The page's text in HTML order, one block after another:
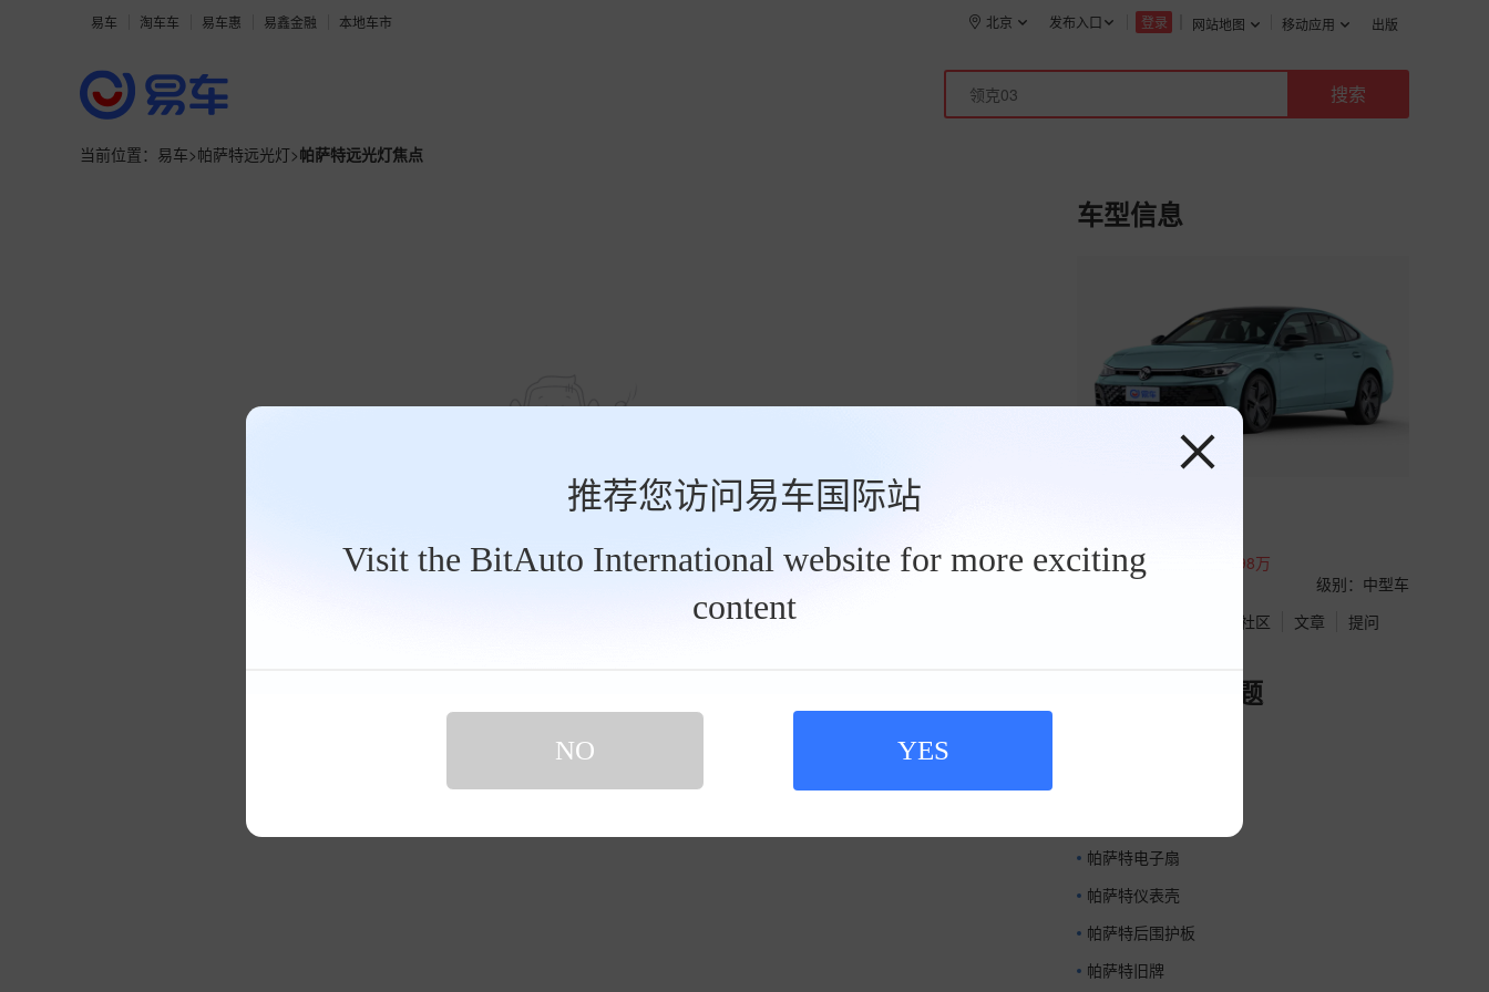
易车 淘车车 易车惠 易鑫金融 本地车市 网站地图 移动应用 出版
登录
发布入口
北京
推荐您访问易车国际站
Visit the BitAuto International website for more exciting
content
NO YES
当前位置： 易车>帕萨特远光灯>帕萨特远光灯焦点
暂无数据
车型信息
品牌：
厂商指导价：
16.45-30.98万
北京参考价：
级别：中型车
社区 文章 提问
帕萨特精选专题
帕萨特电子扇
帕萨特仪表壳
帕萨特后围护板
帕萨特旧牌